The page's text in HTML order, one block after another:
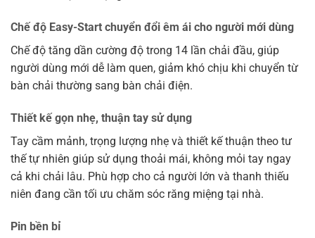
Chế độ Easy-Start chuyển đổi êm ái cho người mới dùng
Chế độ tăng dần cường độ trong 14 lần chải đầu, giúp
người dùng mới dễ làm quen, giảm khó chịu khi chuyển từ
bàn chải thường sang bàn chải điện.
Thiết kế gọn nhẹ, thuận tay sử dụng
Tay cầm mảnh, trọng lượng nhẹ và thiết kế thuận theo tư
thế tự nhiên giúp sử dụng thoải mái, không mỏi tay ngay
cả khi chải lâu. Phù hợp cho cả người lớn và thanh thiếu
niên đang cần tối ưu chăm sóc răng miệng tại nhà.
Pin bền bỉ